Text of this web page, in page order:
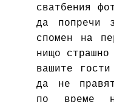
сватбения
да попречи
спомен на
нищо
вашите
да не
по време